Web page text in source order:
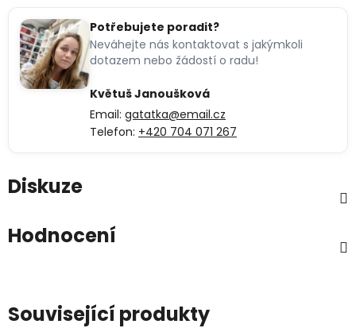
Potřebujete poradit?
Neváhejte nás kontaktovat s jakýmkoli
dotazem nebo žádostí o radu!
Květuš Janoušková
Email: gatatka@email.cz
Telefon: +420 704 071 267
Diskuze
Hodnocení
Související produkty